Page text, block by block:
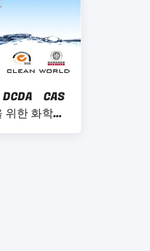
DCDA CAS
한 화학제